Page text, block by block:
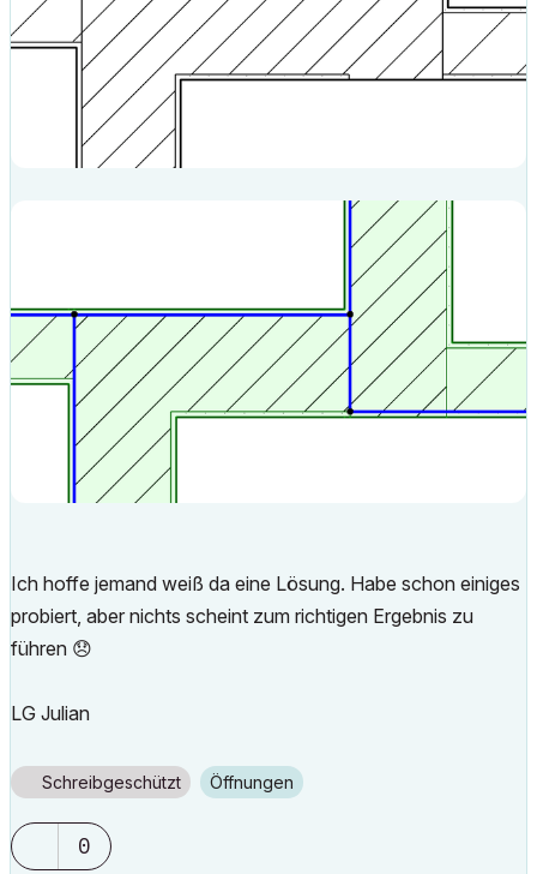
Ich hoffe jemand weiß da eine Lösung. Habe schon einiges
probiert, aber nichts scheint zum richtigen Ergebnis zu
führen 😞
LG Julian
Schreibgeschützt Öffnungen
0